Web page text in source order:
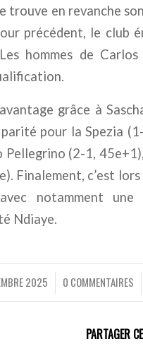
trouve en revanche
précédent, le club
hommes de
grâce à
pour la Spezia
(2-1,
Finalement, c’est
notamment
Ndiaye.
2025
/ 0 COMMENTAIRES
/
PARTAGER